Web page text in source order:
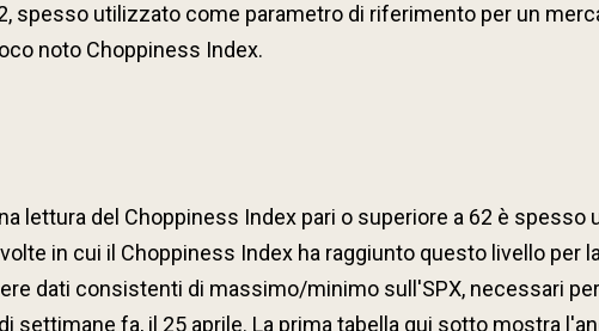
spesso utilizzato come parametro di riferimento per un
noto Choppiness Index.
lettura del Choppiness Index pari o superiore a 62 è
in cui il Choppiness Index ha raggiunto questo livello per
dati consistenti di massimo/minimo sull'SPX, necessari
settimane fa, il 25 aprile. La prima tabella qui sotto mostra